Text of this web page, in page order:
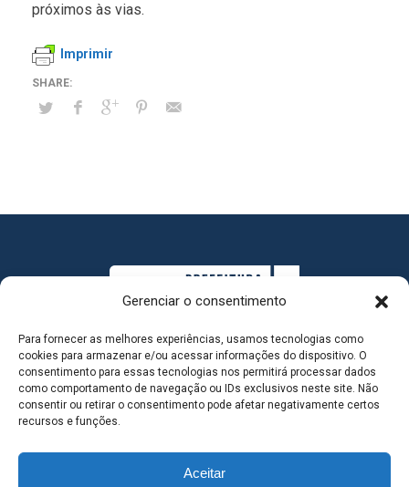
Gerenciar o consentimento
Para fornecer as melhores experiências, usamos tecnologias como
cookies para armazenar e/ou acessar informações do dispositivo. O
consentimento para essas tecnologias nos permitirá processar dados
como comportamento de navegação ou IDs exclusivos neste site. Não
consentir ou retirar o consentimento pode afetar negativamente certos
recursos e funções.
Aceitar
próximos às vias.
Imprimir
MAPA DO SITE